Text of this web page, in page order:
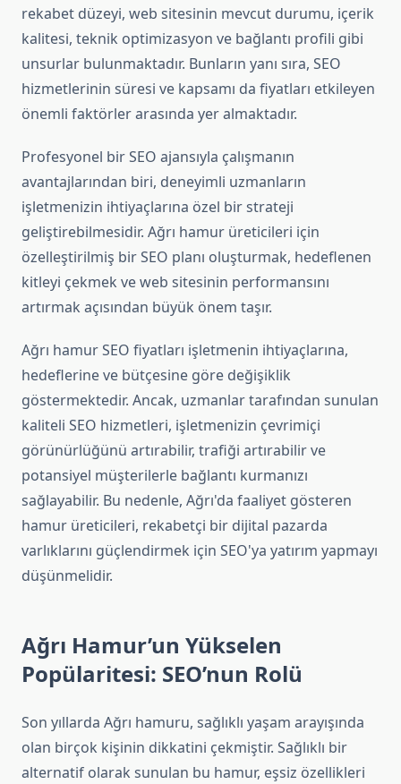
rekabet düzeyi, web sitesinin mevcut durumu, içerik
kalitesi, teknik optimizasyon ve bağlantı profili gibi
unsurlar bulunmaktadır. Bunların yanı sıra, SEO
hizmetlerinin süresi ve kapsamı da fiyatları etkileyen
önemli faktörler arasında yer almaktadır.
Profesyonel bir SEO ajansıyla çalışmanın
avantajlarından biri, deneyimli uzmanların
işletmenizin ihtiyaçlarına özel bir strateji
geliştirebilmesidir. Ağrı hamur üreticileri için
özelleştirilmiş bir SEO planı oluşturmak, hedeflenen
kitleyi çekmek ve web sitesinin performansını
artırmak açısından büyük önem taşır.
Ağrı hamur SEO fiyatları işletmenin ihtiyaçlarına,
hedeflerine ve bütçesine göre değişiklik
göstermektedir. Ancak, uzmanlar tarafından sunulan
kaliteli SEO hizmetleri, işletmenizin çevrimiçi
görünürlüğünü artırabilir, trafiği artırabilir ve
potansiyel müşterilerle bağlantı kurmanızı
sağlayabilir. Bu nedenle, Ağrı'da faaliyet gösteren
hamur üreticileri, rekabetçi bir dijital pazarda
varlıklarını güçlendirmek için SEO'ya yatırım yapmayı
düşünmelidir.
Ağrı Hamur’un Yükselen
Popülaritesi: SEO’nun Rolü
Son yıllarda Ağrı hamuru, sağlıklı yaşam arayışında
olan birçok kişinin dikkatini çekmiştir. Sağlıklı bir
alternatif olarak sunulan bu hamur, eşsiz özellikleri